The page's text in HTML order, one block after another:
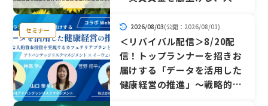
セミナー 2026/08/03(公開：2026/08/01)
＜リバイバル配信＞8/20配
信！トップランナーを招きお
届けする「データを活用した
健康経営の推進」～戦略的な